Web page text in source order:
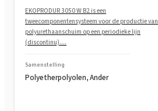
EKOPRODUR 3050 W B2 is een
tweecomponentensysteem voor de productie van
polyurethaanschuim op een periodieke lijn
(discontinu)....
Samenstelling
Polyetherpolyolen, Ander